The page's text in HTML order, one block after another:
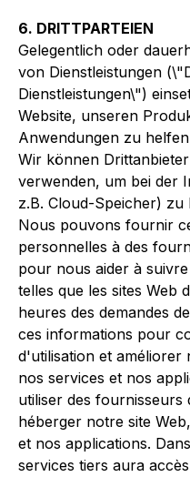
6. DRITTPARTEIEN
Gelegentlich oder
von Dienstleistungen
Dienstleistungen\")
Website, unseren
Anwendungen zu
Wir können
verwenden, um bei der
z.B. Cloud-Speicher) zu
Nous pouvons fournir
personnelles à des
pour nous aider à
telles que les sites Web
heures des demandes
ces informations pour
d'utilisation et améliorer
nos services et nos
utiliser des fournisseurs
héberger notre site
et nos applications.
services tiers aura